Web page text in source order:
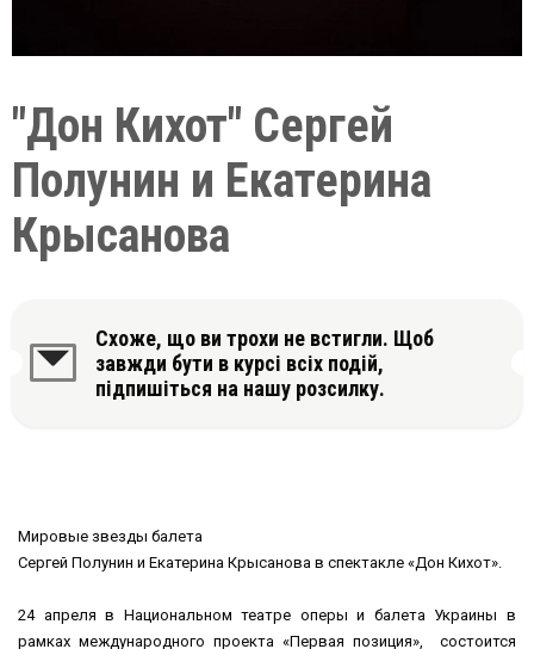
"Дон Кихот" Сергей
Полунин и Екатерина
Крысанова
Схоже, що ви трохи не встигли. Щоб
завжди бути в курсі всіх подій,
підпишіться на нашу розсилку.
Мировые звезды балета
Сергей Полунин и Екатерина Крысанова в спектакле «Дон Кихот».
24 апреля в Национальном театре оперы и балета Украины в
рамках международного проекта «Первая позиция», состоится